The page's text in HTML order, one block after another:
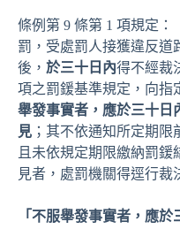
條例第 9 條第 1 項規定：
罰，受處罰人接獲違反道
後， 於三十日內得不經裁
項之罰鍰基準規定，向指
舉發事實者，應於三十日
見 ；其不依通知所定期限
且未依規定期限繳納罰
見者，處罰機關得逕行裁
「不服舉發事實者，應